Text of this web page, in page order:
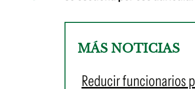
MÁS NOTICIAS
Reducir funcionarios